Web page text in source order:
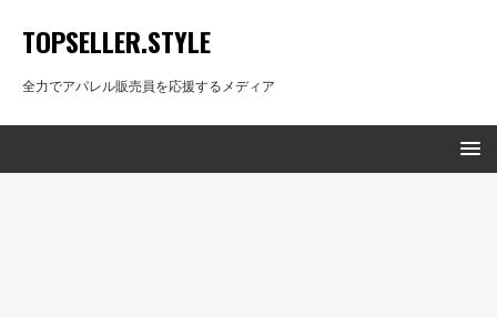
TOPSELLER.STYLE
全力でアパレル販売員を応援するメディア